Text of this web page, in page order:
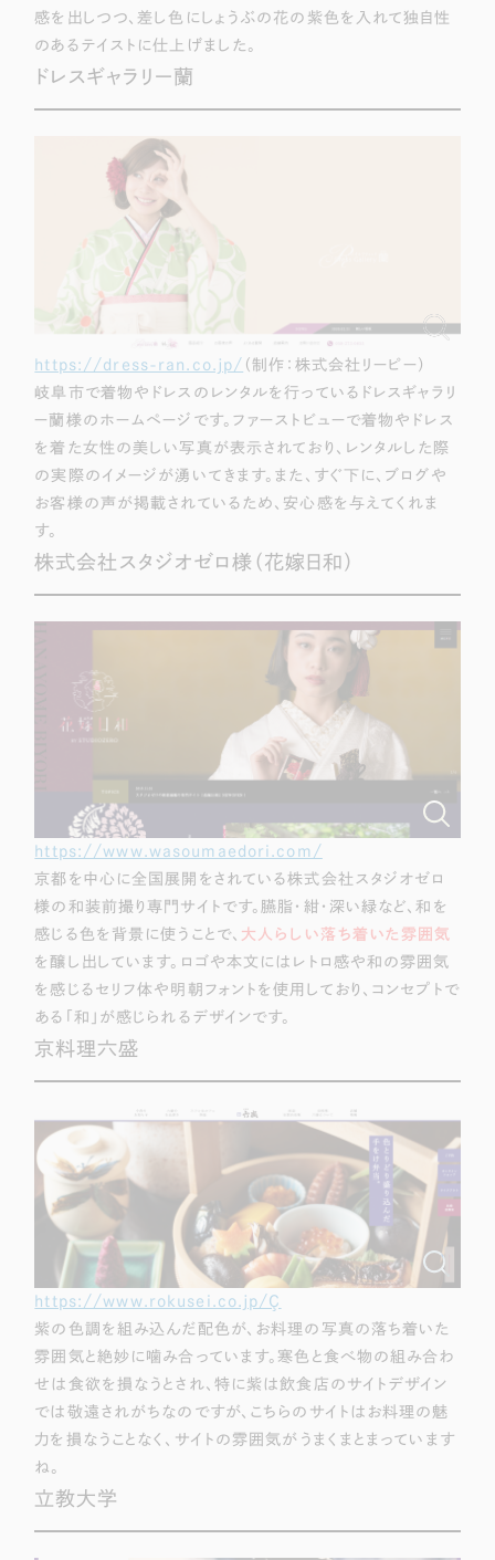
Webサイト制作
コーポレートサイト制作
採用サイト制作
リープ・プロジェクト
SEO対策によるアクセス獲得、反響獲得などの"Webマーケティング"から、
採用DX支援
採用業務代行
求人票作成・面接など各種業務代行、採用の仕組み作り支援
リープ・キャリア 人材紹介サービス
完全成功報酬型のスカウト型ハイクラス人材紹介（岐阜・愛知）
カイゼンDX支援
Pace クラウド型工数管理ツール
日報ツールで案件ごとの営業利益をリアルタイムに可視化
制作実績
Works
制作実績
ブックマークしたサイト
すべて
コーポレート・企業サイト （278件）
求人・採用サイト
ECサイト（オンラインショップ）
ECサイト（オンラインショップ） （43件）
ポータルサイト・メディアサイト
LP（ランディングページ）
ブランディング（ロゴ・印刷物）
その他 （1件）
オプションサービス
お客様インタビュー
Outsourcing
アウトソーシング（代行支援）
リープ・プロジェクト
「反響強化」を目的としたマーケティング代行
リープ・リクルーティング
その他のサービス
情報セキュリティ方針
AI倫理ポリシー クッキーポリシー サイトマップ
ウェブアクセシビリティ方針
感を出しつつ、差し色にしょうぶの花の紫色を入れて独自性
のあるテイストに仕上げました。
ドレスギャラリー蘭
https://dress-ran.co.jp/ （制作：株式会社リーピー）
岐阜市で着物やドレスのレンタルを行っているドレスギャラリ
ー蘭様のホームページです。ファーストビューで着物やドレス
を着た女性の美しい写真が表示されており、レンタルした際
の実際のイメージが湧いてきます。また、すぐ下に、ブログや
お客様の声が掲載されているため、安心感を与えてくれま
す。
株式会社スタジオゼロ様（花嫁日和）
https://www.wasoumaedori.com/
京都を中心に全国展開をされている株式会社スタジオゼロ
様の和装前撮り専門サイトです。臙脂・紺・深い緑など、和を
感じる色を背景に使うことで、 大人らしい落ち着いた雰囲気
を醸し出しています。ロゴや本文にはレトロ感や和の雰囲気
を感じるセリフ体や明朝フォントを使用しており、コンセプトで
ある「和」が感じられるデザインです。
京料理六盛
https://www.rokusei.co.jp/Ç
紫の色調を組み込んだ配色が、お料理の写真の落ち着いた
雰囲気と絶妙に噛み合っています。寒色と食べ物の組み合わ
せは食欲を損なうとされ、特に紫は飲食店のサイトデザイン
では敬遠されがちなのですが、こちらのサイトはお料理の魅
力を損なうことなく、サイトの雰囲気がうまくまとまっています
ね。
立教大学